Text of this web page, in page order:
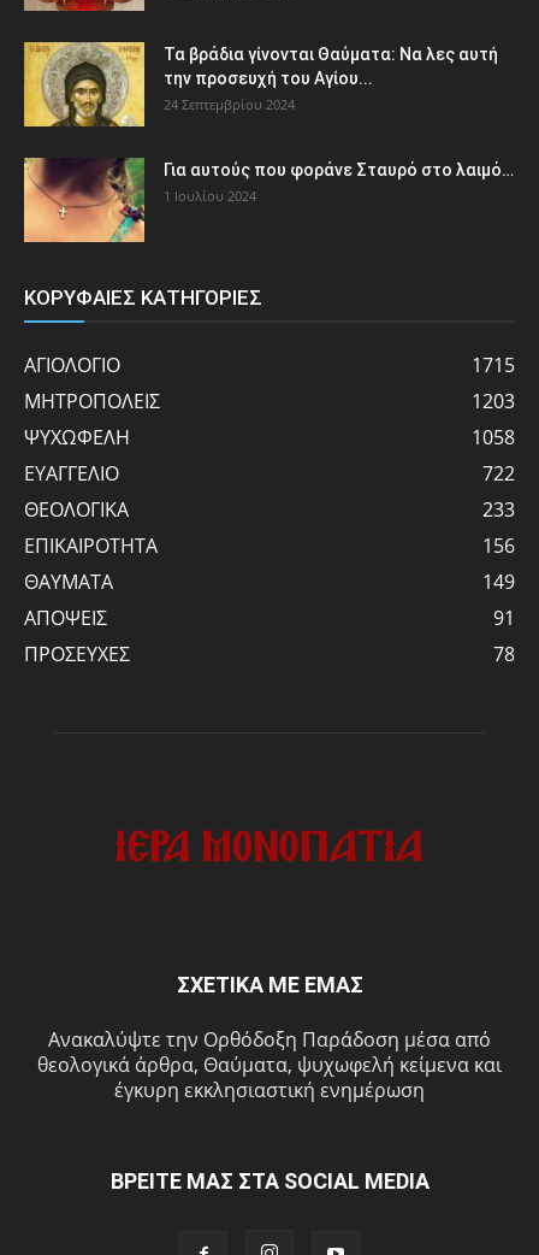
Τα βράδια γίνονται Θαύματα: Να λες αυτή
την προσευχή του Αγίου...
24 Σεπτεμβρίου 2024
Για αυτούς που φοράνε Σταυρό στο λαιμό…
1 Ιουλίου 2024
ΚΟΡΥΦΑΙΕΣ ΚΑΤΗΓΟΡΙΕΣ
ΑΓΙΟΛΟΓΙΟ
1715
ΜΗΤΡΟΠΟΛΕΙΣ
1203
ΨΥΧΩΦΕΛΗ
1058
ΕΥΑΓΓΕΛΙΟ
722
ΘΕΟΛΟΓΙΚΑ
233
ΕΠΙΚΑΙΡΟΤΗΤΑ
156
ΘΑΥΜΑΤΑ
149
ΑΠΟΨΕΙΣ
91
ΠΡΟΣΕΥΧΕΣ
78
ΣΧΕΤΙΚΑ ΜΕ ΕΜΑΣ
Ανακαλύψτε την Ορθόδοξη Παράδοση μέσα από
θεολογικά άρθρα, Θαύματα, ψυχωφελή κείμενα και
έγκυρη εκκλησιαστική ενημέρωση
ΒΡΕΙΤΕ ΜΑΣ ΣΤΑ SOCIAL MEDIA